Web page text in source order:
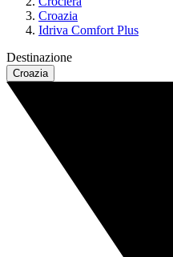
Croazia
Idriva Comfort Plus
Destinazione
Croazia